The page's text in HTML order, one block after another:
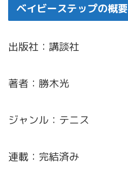
ベイビーステップの概要
出版社：講談社
著者：勝木光
ジャンル：テニス
連載：完結済み